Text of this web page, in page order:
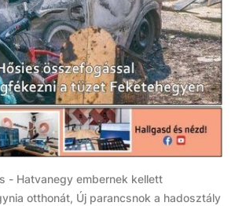
- Hatvanegy embernek kellett
otthonát, Új parancsnok a hadosztály